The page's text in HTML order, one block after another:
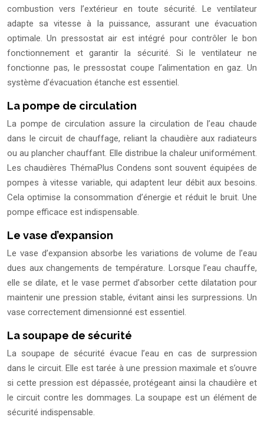
combustion vers l’extérieur en toute sécurité. Le ventilateur
adapte sa vitesse à la puissance, assurant une évacuation
optimale. Un pressostat air est intégré pour contrôler le bon
fonctionnement et garantir la sécurité. Si le ventilateur ne
fonctionne pas, le pressostat coupe l’alimentation en gaz. Un
système d’évacuation étanche est essentiel.
La pompe de circulation
La pompe de circulation assure la circulation de l’eau chaude
dans le circuit de chauffage, reliant la chaudière aux radiateurs
ou au plancher chauffant. Elle distribue la chaleur uniformément.
Les chaudières ThémaPlus Condens sont souvent équipées de
pompes à vitesse variable, qui adaptent leur débit aux besoins.
Cela optimise la consommation d’énergie et réduit le bruit. Une
pompe efficace est indispensable.
Le vase d’expansion
Le vase d’expansion absorbe les variations de volume de l’eau
dues aux changements de température. Lorsque l’eau chauffe,
elle se dilate, et le vase permet d’absorber cette dilatation pour
maintenir une pression stable, évitant ainsi les surpressions. Un
vase correctement dimensionné est essentiel.
La soupape de sécurité
La soupape de sécurité évacue l’eau en cas de surpression
dans le circuit. Elle est tarée à une pression maximale et s’ouvre
si cette pression est dépassée, protégeant ainsi la chaudière et
le circuit contre les dommages. La soupape est un élément de
sécurité indispensable.